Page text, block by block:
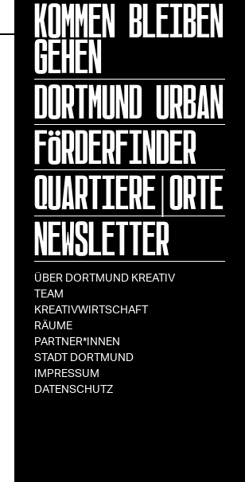
KOMMEN BLEIBEN
GEHEN
DORTMUND URBAN
FÖRDERFINDER
QUARTIERE|ORTE
NEWSLETTER
ÜBER DORTMUND KREATIV
TEAM
KREATIVWIRTSCHAFT
RÄUME
PARTNER*INNEN
STADT DORTMUND
IMPRESSUM
DATENSCHUTZ